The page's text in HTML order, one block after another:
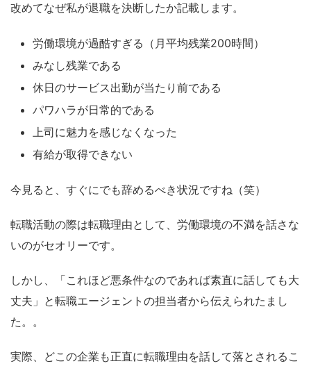
改めてなぜ私が退職を決断したか記載します。
労働環境が過酷すぎる（月平均残業200時間）
みなし残業である
休日のサービス出勤が当たり前である
パワハラが日常的である
上司に魅力を感じなくなった
有給が取得できない
今見ると、すぐにでも辞めるべき状況ですね（笑）
転職活動の際は転職理由として、労働環境の不満を話さな
いのがセオリーです。
しかし、「これほど悪条件なのであれば素直に話しても大
丈夫」と転職エージェントの担当者から伝えられたまし
た。。
実際、どこの企業も正直に転職理由を話して落とされるこ